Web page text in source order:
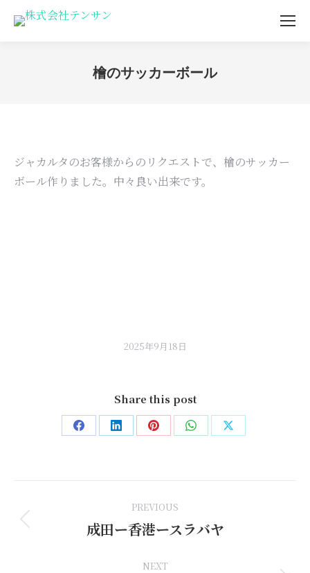
檜のサッカーボール
ジャカルタのお客様からのリクエストで、檜のサッカー
ボール作りました。中々良い出来です。
2025年9月18日
Share this post
Share Share Share Share Share
navigation
PREVIOUS
Previous
成田ー香港ースラバヤ
NEXT